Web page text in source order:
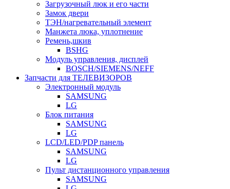
Загрузочный люк и его части
Замок двери
ТЭН/нагревательный элемент
Манжета люка, уплотнение
Ремень,шкив
BSHG
Модуль управления, дисплей
BOSCH/SIEMENS/NEFF
Запчасти для ТЕЛЕВИЗОРОВ
Электронный модуль
SAMSUNG
LG
Блок питания
SAMSUNG
LG
LCD/LED/PDP панель
SAMSUNG
LG
Пульт дистанционного управления
SAMSUNG